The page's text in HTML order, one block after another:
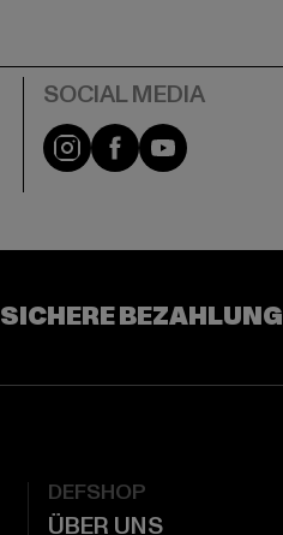
Instagram
FacebookYouTube
SICHERE BEZAHLUNG
DEFSHOP
ÜBER UNS